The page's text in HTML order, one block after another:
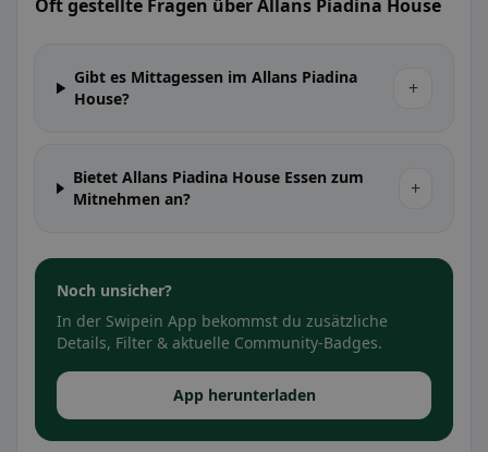
Oft gestellte Fragen über Allans Piadina House
Gibt es Mittagessen im Allans Piadina
House?
+
Bietet Allans Piadina House Essen zum
Mitnehmen an?
+
Noch unsicher?
In der Swipein App bekommst du zusätzliche
Details, Filter & aktuelle Community-Badges.
App herunterladen